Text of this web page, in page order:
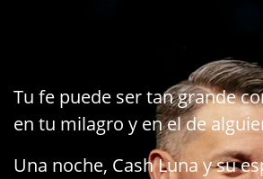
Tu fe puede ser tan grande
en tu milagro y en el de
Una noche, Cash Luna y su